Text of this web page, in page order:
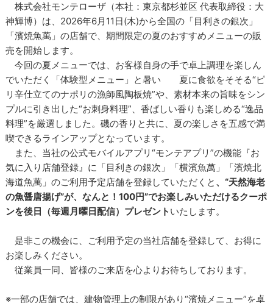
株式会社モンテローザ（本社：東京都杉並区 代表取締役：大
神輝博）は、2026年6月11日(木)から全国の「目利きの銀次」
「濱焼魚萬」の店舗で、期間限定の夏のおすすめメニューの販
売を開始します。
今回の夏メニューでは、お客様自身の手で卓上調理を楽しん
でいただく「体験型メニュー」と暑い 夏に食欲をそそる“ピ
リ辛仕立てのナポリの漁師風陶板焼”や、素材本来の旨味をシン
プルに引き出した“お刺身料理”、香ばしい香りも楽しめる“逸品
料理”を厳選しました。磯の香りと共に、夏の楽しさを五感で満
喫できるラインアップとなっています。
また、当社の公式モバイルアプリ“モンテアプリ”の機能『お
気に入り店舗登録』に「目利きの銀次」「横濱魚萬」「濱焼北
海道魚萬」のご利用予定店舗を登録していただくと 、“天然海老
の魚醤唐揚げ”が、なんと！100円”でお楽しみいただけるクーポ
ンを後日（毎週月曜日配信）プレゼント いたします。
是非この機会に、ご利用予定の当社店舗を登録して、お得に
お楽しみください。
従業員一同、皆様のご来店を心よりお待ちしております。
※一部の店舗では、建物管理上の制限があり“濱焼メニュー”を卓